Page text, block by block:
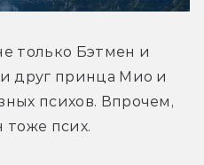
только Бэтмен и
друг принца Мио и
психов. Впрочем,
тоже псих.